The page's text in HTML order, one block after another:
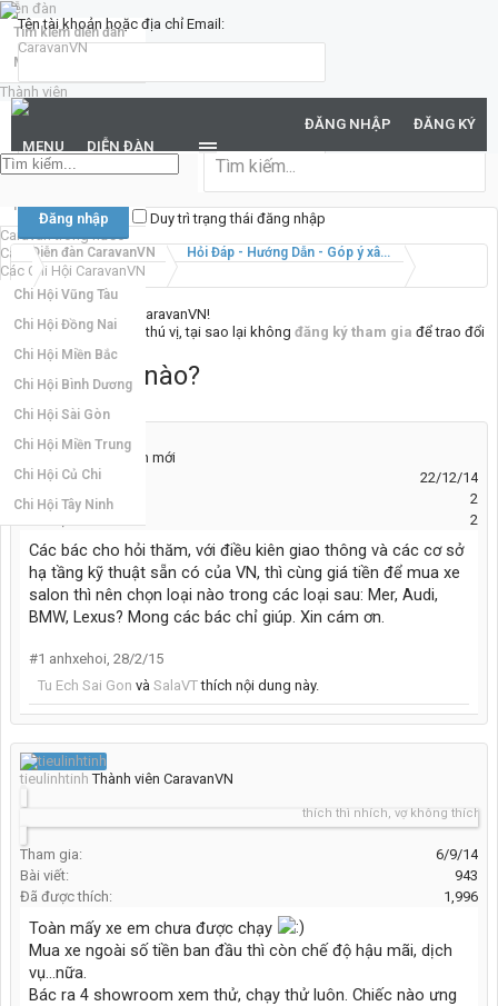
Diễn đàn
Tìm kiếm diễn đàn
Mới nhất
Thành viên
Notable Members
Đang trực tuyến
Hoạt động gần đây
New Profile Posts
Caravan trong nước
Caravan quốc tế
Các Chi Hội CaravanVN
Chi Hội Vũng Tàu
Chi Hội Đồng Nai
Chi Hội Miền Bắc
Chi Hội Bình Dương
Chi Hội Sài Gòn
Chi Hội Miền Trung
Chi Hội Củ Chi
Chi Hội Tây Ninh
Tên tài khoản hoặc địa chỉ Email:
Mật khẩu:
Bạn đã quên mật khẩu?
Duy trì trạng thái đăng nhập
MENU DIỄN ĐÀN
ĐĂNG NHẬP ĐĂNG KÝ
Diễn đàn CaravanVN Hỏi Đáp - Hướng Dẫn - Góp ý xây dựng CaravanVN
Chào mừng đến với CaravanVN!
Nếu bạn thấy nơi đây thú vị, tại sao lại không đăng ký tham gia để trao đổi
cùng mọi người. :)
Hỏi xe loại nào?
Thành viên mới
Tham gia:
22/12/14
Bài viết:
2
2
Các bác cho hỏi thăm, với điều kiên giao thông và các cơ sở
hạ tầng kỹ thuật sẵn có của VN, thì cùng giá tiền để mua xe
salon thì nên chọn loại nào trong các loại sau: Mer, Audi,
BMW, Lexus? Mong các bác chỉ giúp. Xin cám ơn.
#1 anhxehoi, 28/2/15
Tu Ech Sai Gon và SalaVTthích nội dung này.
tieulinhtinh Thành viên CaravanVN
thích thì nhích, vợ không thích
Tham gia:
6/9/14
Bài viết:
943
Đã được thích:
1,996
Toàn mấy xe em chưa được chạy
Mua xe ngoài số tiền ban đầu thì còn chế độ hậu mãi, dịch
vụ...nữa.
Bác ra 4 showroom xem thử, chạy thử luôn. Chiếc nào ưng